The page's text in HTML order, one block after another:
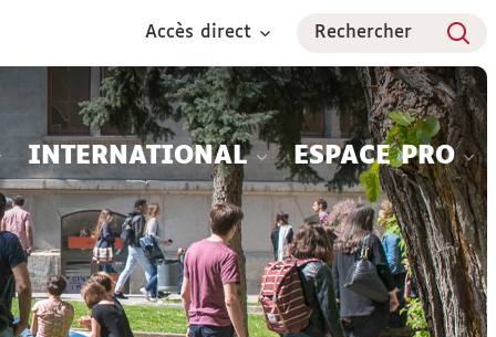
Accès direct Rechercher
INTERNATIONAL ESPACE PRO